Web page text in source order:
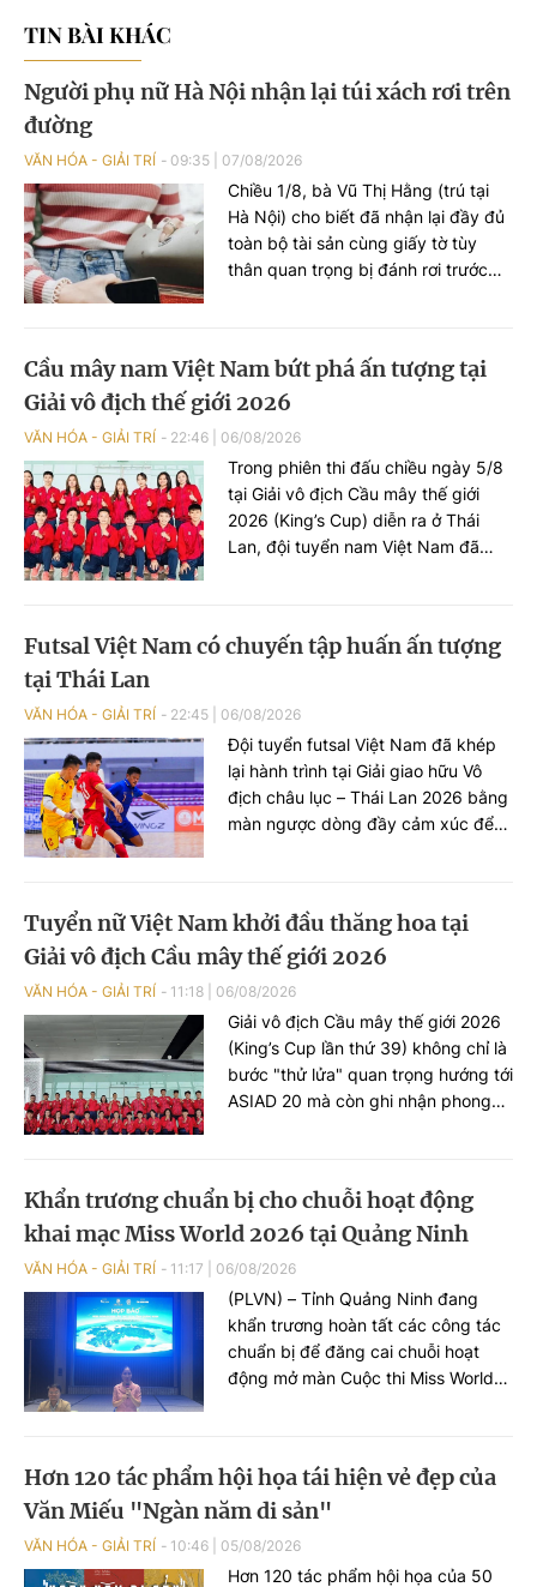
TIN BÀI KHÁC
Người phụ nữ Hà Nội nhận lại túi xách rơi trên
đường
VĂN HÓA - GIẢI TRÍ 09:35 07/08/2026
Chiều 1/8, bà Vũ Thị Hằng (trú tại
Hà Nội) cho biết đã nhận lại đầy đủ
toàn bộ tài sản cùng giấy tờ tùy
thân quan trọng bị đánh rơi trước
Khoa học và Công nghệ.
Cầu mây nam Việt Nam bứt phá ấn tượng tại
Giải vô địch thế giới 2026
VĂN HÓA - GIẢI TRÍ 22:46 06/08/2026
Trong phiên thi đấu chiều ngày 5/8
tại Giải vô địch Cầu mây thế giới
2026 (King’s Cup) diễn ra ở Thái
Lan, đội tuyển nam Việt Nam đã
Singapore và Iraq.
Futsal Việt Nam có chuyến tập huấn ấn tượng
tại Thái Lan
VĂN HÓA - GIẢI TRÍ 22:45 06/08/2026
Đội tuyển futsal Việt Nam đã khép
lại hành trình tại Giải giao hữu Vô
địch châu lục – Thái Lan 2026 bằng
màn ngược dòng đầy cảm xúc để
Tuyển nữ Việt Nam khởi đầu thăng hoa tại
Giải vô địch Cầu mây thế giới 2026
VĂN HÓA - GIẢI TRÍ 11:18 06/08/2026
Giải vô địch Cầu mây thế giới 2026
(King’s Cup lần thứ 39) không chỉ là
bước "thử lửa" quan trọng hướng tới
ASIAD 20 mà còn ghi nhận phong
Khẩn trương chuẩn bị cho chuỗi hoạt động
khai mạc Miss World 2026 tại Quảng Ninh
VĂN HÓA - GIẢI TRÍ 11:17 06/08/2026
(PLVN) – Tỉnh Quảng Ninh đang
khẩn trương hoàn tất các công tác
chuẩn bị để đăng cai chuỗi hoạt
động mở màn Cuộc thi Miss World
nhiên, văn hóa, con người, môi
trường đầu tư và tiềm năng phát
triển của Quảng Ninh tới bạn bè
Hơn 120 tác phẩm hội họa tái hiện vẻ đẹp của
Văn Miếu "Ngàn năm di sản"
VĂN HÓA - GIẢI TRÍ 10:46 05/08/2026
Hơn 120 tác phẩm hội họa của 50